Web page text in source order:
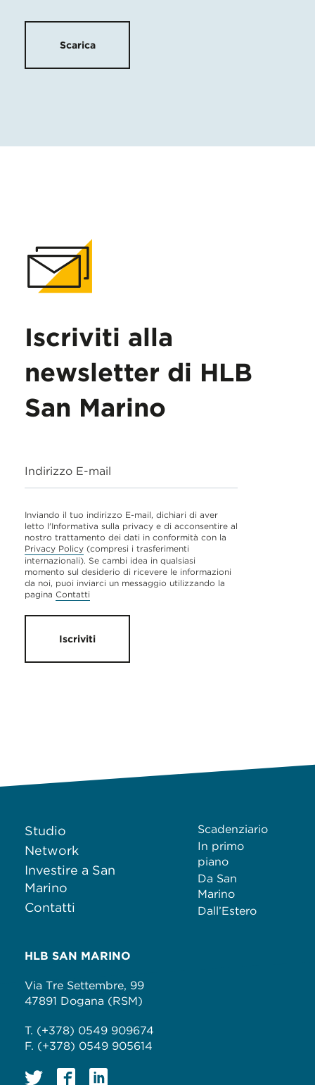
Scarica
Iscriviti alla
newsletter di HLB
San Marino
Indirizzo E-mail
Inviando il tuo indirizzo E-mail, dichiari di aver
letto l'Informativa sulla privacy e di acconsentire al
nostro trattamento dei dati in conformità con la
Privacy Policy (compresi i trasferimenti
internazionali). Se cambi idea in qualsiasi
momento sul desiderio di ricevere le informazioni
da noi, puoi inviarci un messaggio utilizzando la
pagina Contatti
Iscriviti
Studio
Network
Investire a San
Marino
Contatti
Scadenziario
In primo
piano
Da San
Marino
Dall’Estero
HLB SAN MARINO
Via Tre Settembre, 99
47891 Dogana (RSM)
T. (+378) 0549 909674
F. (+378) 0549 905614